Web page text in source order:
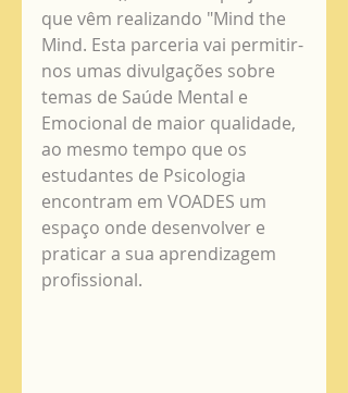
que vêm realizando "Mind the
Mind. Esta parceria vai permitir-
nos umas divulgações sobre
temas de Saúde Mental e
Emocional de maior qualidade,
ao mesmo tempo que os
estudantes de Psicologia
encontram em VOADES um
espaço onde desenvolver e
praticar a sua aprendizagem
profissional.